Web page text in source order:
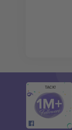
TACK!